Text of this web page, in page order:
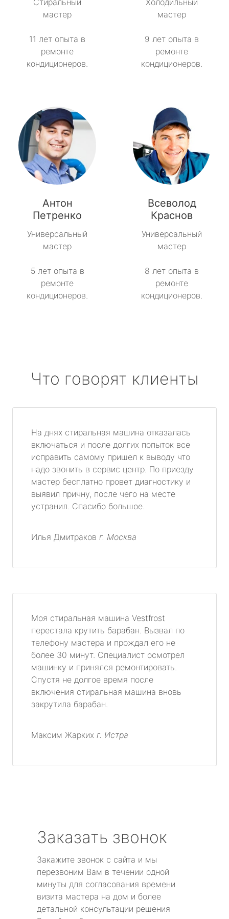
метро Сокольники
метро Профсоюзная
метро Речной вокзал
метро Семеновская
метро Спортивная
метро Спартак
метро Рижская
метро Севастопольская
метро Строгино
метро Серпуховская
метро Театральная
метро Славянский бульвар
метро Университет
метро Текстильщики
метро Сухаревская
метро Тульская
метро Таганская
метро Тургеневская
метро Тимирязевская
метро Технопарк
метро Щелковская
метро Улица академика Янгеля
метро Царицыно
метро Электрозаводская
метро Юго-Западная
Стиральный
мастер
11 лет опыта в
ремонте
кондиционеров.
Холодильный
мастер
9 лет опыта в
ремонте
кондиционеров.
Антон
Петренко
Универсальный
мастер
5 лет опыта в
ремонте
кондиционеров.
Всеволод
Краснов
Универсальный
мастер
8 лет опыта в
ремонте
кондиционеров.
Что говорят клиенты
На днях стиральная машина отказалась
включаться и после долгих попыток все
исправить самому пришел к выводу что
надо звонить в сервис центр. По приезду
мастер бесплатно провет диагностику и
выявил причну, после чего на месте
устранил. Спасибо большое.
Илья Дмитраков г. Москва
Моя стиральная машина Vestfrost
перестала крутить барабан. Вызвал по
телефону мастера и прождал его не
более 30 минут. Специалист осмотрел
машинку и принялся ремонтировать.
Спустя не долгое время после
включения стиральная машина вновь
закрутила барабан.
Максим Жарких г. Истра
Заказать звонок
Закажите звонок с сайта и мы
перезвоним Вам в течении одной
минуты для согласования времени
визита мастера на дом и более
детальной консультации решения